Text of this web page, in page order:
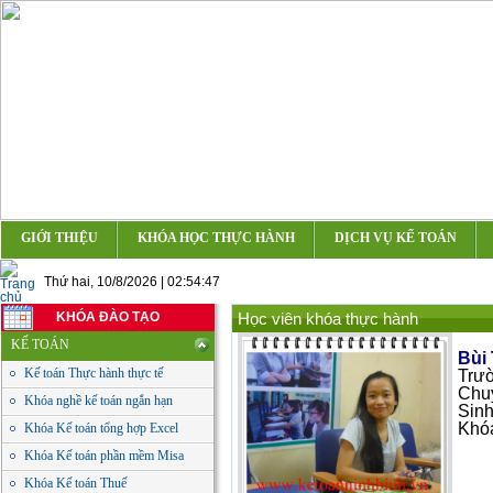
GIỚI THIỆU KHÓA HỌC THỰC HÀNH DỊCH VỤ KẾ TOÁN
Thứ hai, 10/8/2026 | 02:54:47
KHÓA ĐÀO TẠO
KẾ TOÁN
Kế toán Thực hành thực tế
Khóa nghề kế toán ngắn hạn
Khóa Kế toán tổng hợp Excel
Khóa Kế toán phần mềm Misa
Khóa Kế toán Thuế
Học viên khóa thực hành
Bùi